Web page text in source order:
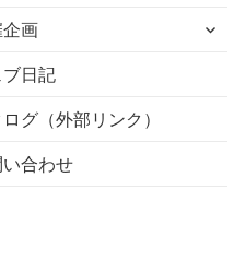
ュ
画
サ
ブ日記
グ（外部リンク）
合わせ